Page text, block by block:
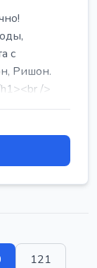
с
Ришон.
/>
121